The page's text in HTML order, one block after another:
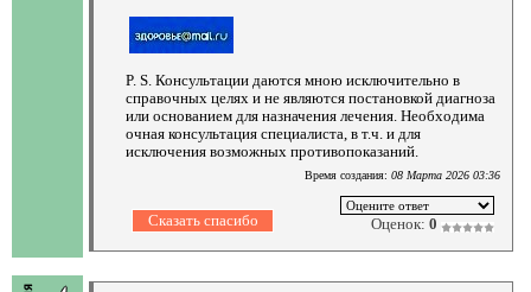
P. S. Консультации даются мною исключительно в
справочных целях и не являются постановкой диагноза
или основанием для назначения лечения. Необходима
очная консультация специалиста, в т.ч. и для
исключения возможных противопоказаний.
Время создания: 08 Марта 2026 03:36
Оценок: 0